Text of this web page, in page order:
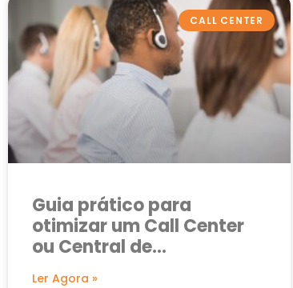
CALL CENTER
Guia prático para
otimizar um Call Center
ou Central de
Atendimento
Ler Agora »